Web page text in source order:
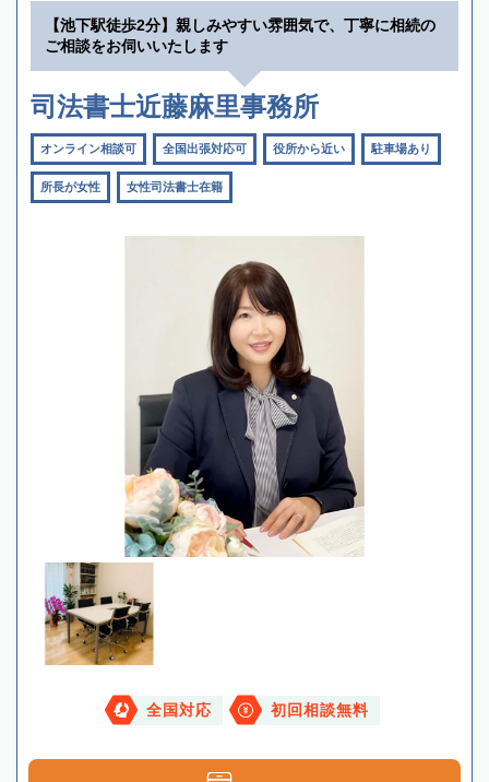
【池下駅徒歩2分】親しみやすい雰囲気で、丁寧に相続の
ご相談をお伺いいたします
司法書士近藤麻里事務所
オンライン相談可 全国出張対応可 役所から近い 駐車場あり
所長が女性 女性司法書士在籍
全国対応 初回相談無料